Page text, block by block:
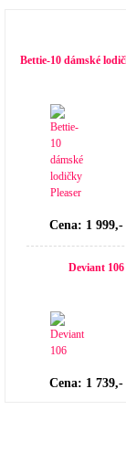
Bettie-10 dámské
Cena: 1
Deviant 106
Cena: 1